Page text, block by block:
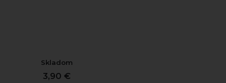
Skladom
3,90 €